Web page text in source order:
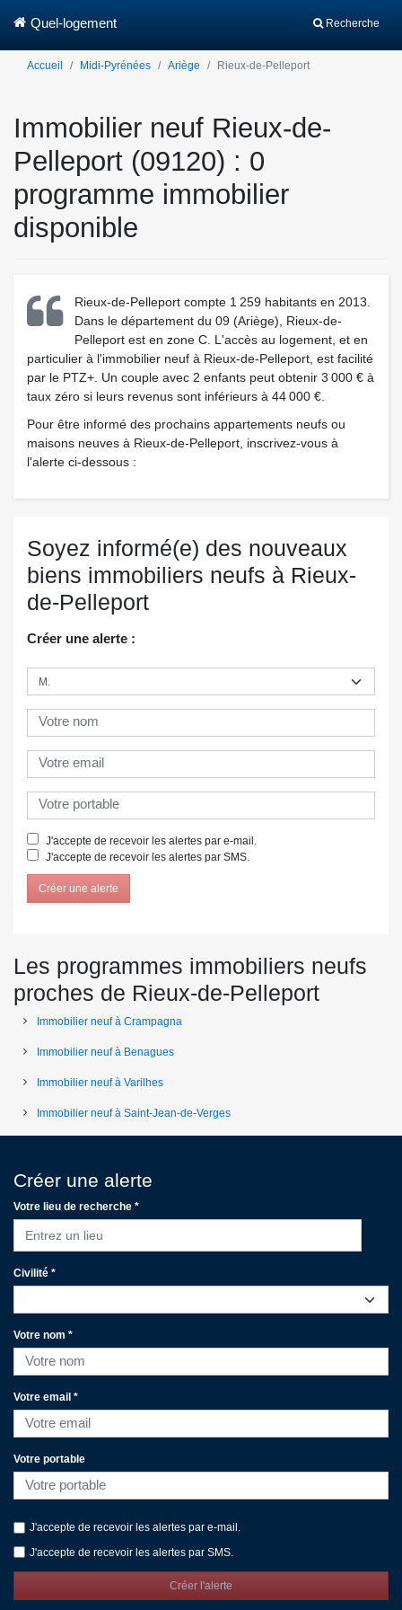
Recherche
Quel-logement
Accueil Midi-Pyrénées Ariège Rieux-de-Pelleport
Immobilier neuf Rieux-de-
Pelleport (09120) : 0
programme immobilier
disponible
Rieux-de-Pelleport compte 1 259 habitants en 2013.
Dans le département du 09 (Ariège), Rieux-de-
Pelleport est en zone C. L'accès au logement, et en
particulier à l'immobilier neuf à Rieux-de-Pelleport, est facilité
par le PTZ+. Un couple avec 2 enfants peut obtenir 3 000 € à
taux zéro si leurs revenus sont inférieurs à 44 000 €.
Pour être informé des prochains appartements neufs ou
maisons neuves à Rieux-de-Pelleport, inscrivez-vous à
l'alerte ci-dessous :
Soyez informé(e) des nouveaux
biens immobiliers neufs à Rieux-
de-Pelleport
Créer une alerte :
J'accepte de recevoir les alertes par e-mail.
J'accepte de recevoir les alertes par SMS.
Créer une alerte
Les programmes immobiliers neufs
proches de Rieux-de-Pelleport
Immobilier neuf à Crampagna
Immobilier neuf à Benagues
Immobilier neuf à Varilhes
Immobilier neuf à Saint-Jean-de-Verges
Créer une alerte
Votre lieu de recherche *
Entrez un lieu
Civilité *
Votre nom *
Votre email *
Votre portable
J'accepte de recevoir les alertes par e-mail.
J'accepte de recevoir les alertes par SMS.
Créer l'alerte